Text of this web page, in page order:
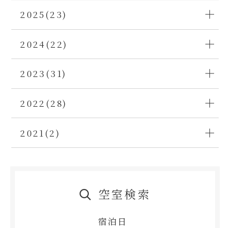
2025(23)
2024(22)
2023(31)
2022(28)
2021(2)
空室検索
宿泊日